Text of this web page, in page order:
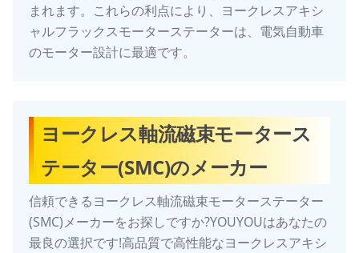
まれます。これらの利点により、ヨークレスアキシ
ャルフラックスモーターステーターは、電気自動車
のモーター設計に最適です。
ヨークレス軸流磁束モータース
テーター(SMC)のメーカー
信頼できるヨークレス軸流磁束モーターステーター
(SMC)メーカーをお探しですか?YOUYOUはあなたの
最良の選択です!高品質で高性能なヨークレスアキシ